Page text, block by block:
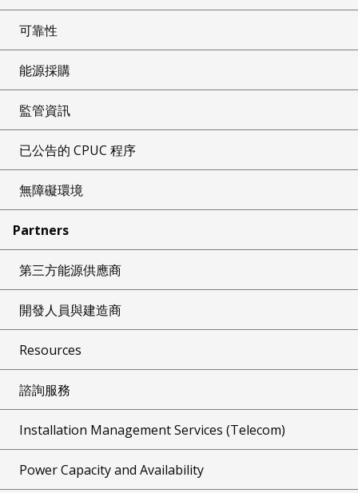
可靠性
能源採購
監管資訊
已公告的 CPUC 程序
無障礙環境
Partners
第三方能源供應商
開發人員與建造商
Resources
諮詢服務
Installation Management Services (Telecom)
Power Capacity and Availability